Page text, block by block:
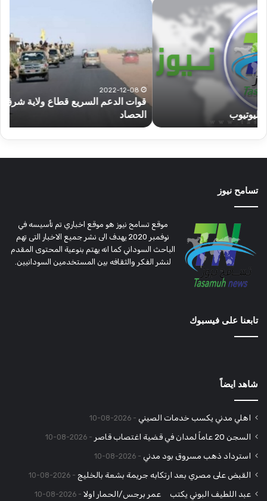
الدعم
السريع
قطاع
ولاية
شرق
دارفور
تؤمن
موسم
الحصاد
2022-12-08
قوات الدعم السريع قطاع ولاية شرق دارفور تؤمن موسم
الحصاد
تسامح نيوز
موقع تسامح نيوز هو موقع اخباري تم تأسيسه في
نوفمبر 2020 يهدف الى نشر جميع الاخبار التى تهم
الباحث السوداني كما انه يهتم بنوعية المحتوى المقدم
لنشر الفكر والثقافه بين المستخدمين السودانيين.
تابعنا على فيسبوك
شاهد ايضاً
اهلي مدني يكسب خدمات الصيني 2026-08-10
السجن 20 عاماً لمدان في قضية اغتصاب قاصر 2026-08-10
استرداد ذهب مسروق بود مدني 2026-08-10
القبض على مصري بعد ارتكابه جريمة بشعة بالخليج 2026-08-10
عبد اللطيف البوني يكتب عمر برجس/الحمار اولا 2026-08-10